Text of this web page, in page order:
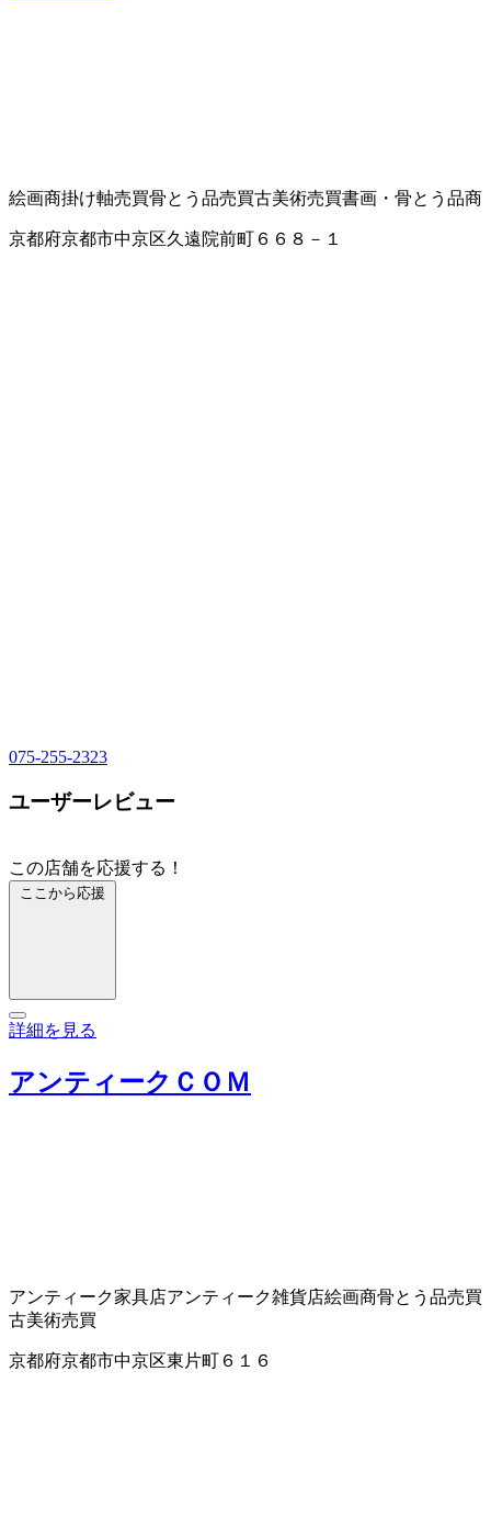
絵画商掛け軸売買骨とう品売買古美術売買書画・骨とう品商
京都府京都市中京区久遠院前町６６８－１
075-255-2323
ユーザーレビュー
この店舗を応援する！
ここから応援
詳細を見る
アンティークＣＯＭ
アンティーク家具店アンティーク雑貨店絵画商骨とう品売買
古美術売買
京都府京都市中京区東片町６１６